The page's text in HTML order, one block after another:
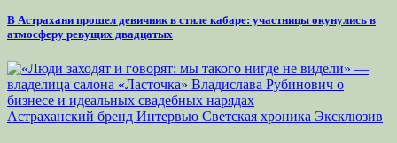
В Астрахани прошел девичник в стиле кабаре: участницы окунулись в
атмосферу ревущих двадцатых
Астраханский бренд Интервью Светская хроника Эксклюзив